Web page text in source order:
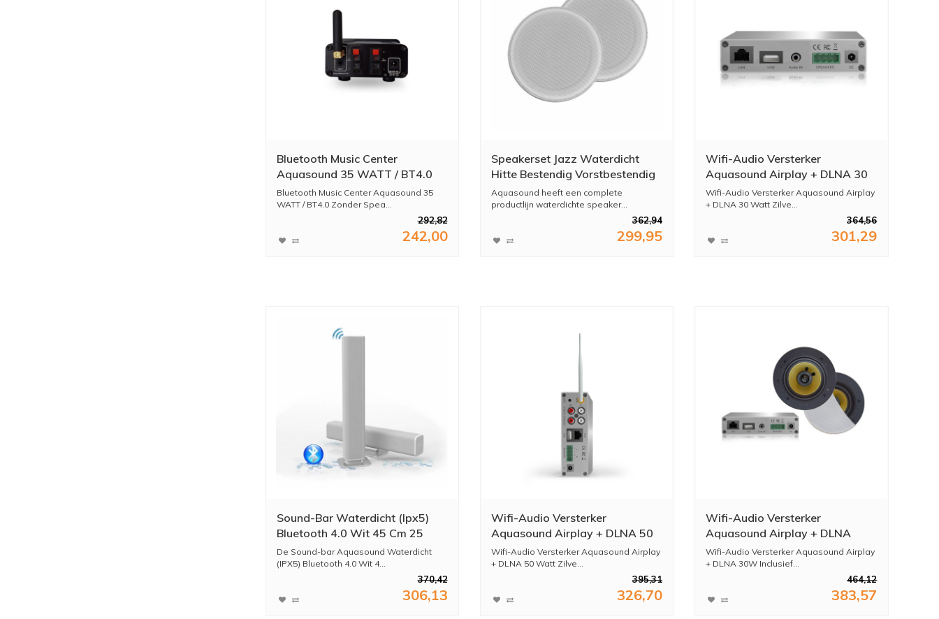
Bluetooth Music Center
Aquasound 35 WATT / BT4.0
Zonder Speakerset
Bluetooth Music Center Aquasound 35
WATT / BT4.0 Zonder Spea...
292,82
242,00
Speakerset Jazz Waterdicht
Hitte Bestendig Vorstbestendig
40 Watt Wit Rond Ø 175 Mm
Aquasound heeft een complete
productlijn waterdichte speaker...
362,94
299,95
Wifi-Audio Versterker
Aquasound Airplay + DLNA 30
Watt Zilver
Wifi-Audio Versterker Aquasound Airplay
+ DLNA 30 Watt Zilve...
364,56
301,29
Sound-Bar Waterdicht (Ipx5)
Bluetooth 4.0 Wit 45 Cm 25
Watt (230V/12V)
De Sound-bar Aquasound Waterdicht
(IPX5) Bluetooth 4.0 Wit 4...
370,42
306,13
Wifi-Audio Versterker
Aquasound Airplay + DLNA 50
Watt Zilver
Wifi-Audio Versterker Aquasound Airplay
+ DLNA 50 Watt Zilve...
395,31
326,70
Wifi-Audio Versterker
Aquasound Airplay + DLNA
30W Inclusief Speakerset
Aquasound Rumba 116 mm Wit
Wifi-Audio Versterker Aquasound Airplay
+ DLNA 30W Inclusief...
464,12
383,57